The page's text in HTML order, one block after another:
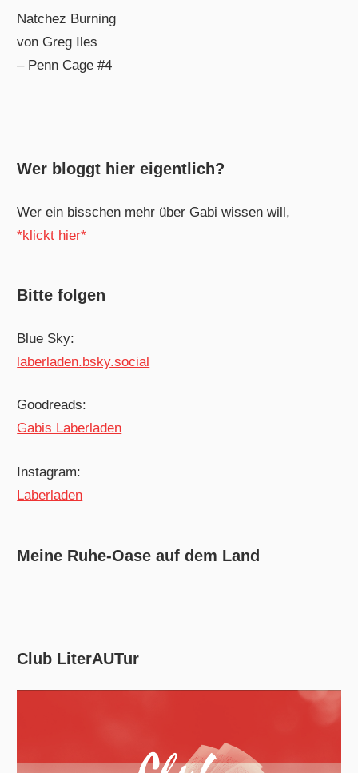
Natchez Burning
von Greg Iles
– Penn Cage #4
Wer bloggt hier eigentlich?
Wer ein bisschen mehr über Gabi wissen will,
*klickt hier*
Bitte folgen
Blue Sky:
laberladen.bsky.social
Goodreads:
Gabis Laberladen
Instagram:
Laberladen
Meine Ruhe-Oase auf dem Land
Club LiterAUTur